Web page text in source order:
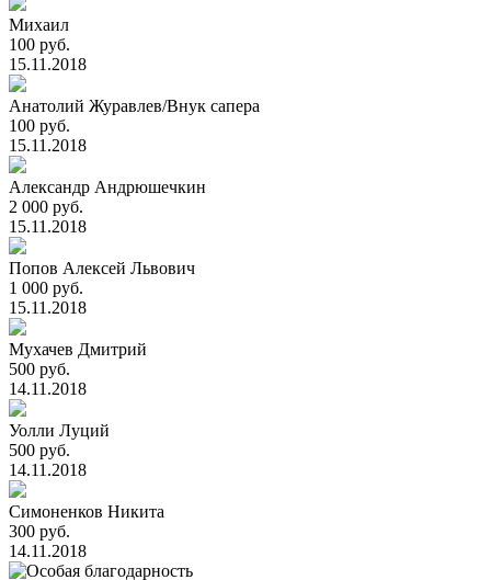
Михаил
100 руб.
15.11.2018
Анатолий Журавлев/Внук сапера
100 руб.
15.11.2018
Александр Андрюшечкин
2 000 руб.
15.11.2018
Попов Алексей Львович
1 000 руб.
15.11.2018
Мухачев Дмитрий
500 руб.
14.11.2018
Уолли Луций
500 руб.
14.11.2018
Симоненков Никита
300 руб.
14.11.2018